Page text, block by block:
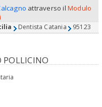
attraverso ilModulo
Dentista Catania 95123
POLLICINO